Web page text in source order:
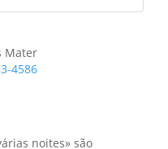
Mater
4586
noites» são